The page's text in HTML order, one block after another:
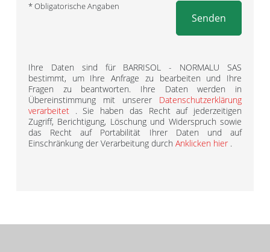
* Obligatorische Angaben
Senden
Ihre Daten sind für BARRISOL - NORMALU SAS
bestimmt, um Ihre Anfrage zu bearbeiten und Ihre
Fragen zu beantworten. Ihre Daten werden in
Übereinstimmung mit unserer Datenschutzerklärung
verarbeitet . Sie haben das Recht auf jederzeitigen
Zugriff, Berichtigung, Löschung und Widerspruch sowie
das Recht auf Portabilität Ihrer Daten und auf
Einschränkung der Verarbeitung durch Anklicken hier .